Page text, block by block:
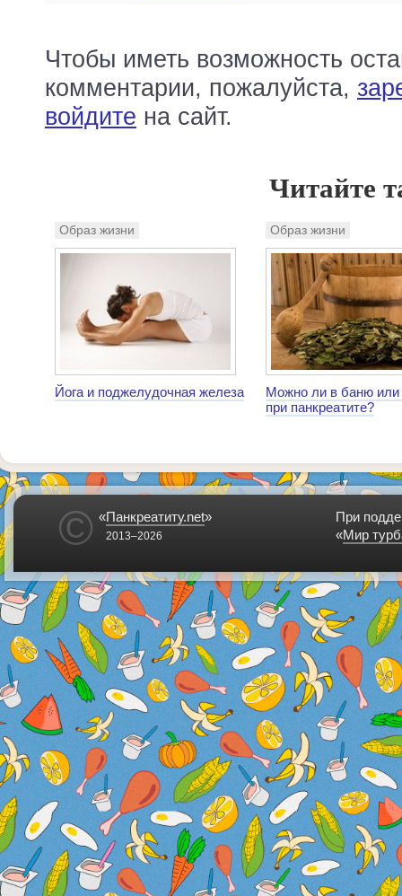
Чтобы иметь возможность
комментарии, пожалуйста,
войдите на сайт.
Читайте
Образ жизни
Йога и поджелудочная железа
Образ жизни
Можно ли в баню или
при панкреатите?
© «Панкреатиту.net»
2013–2026
При
«Мир